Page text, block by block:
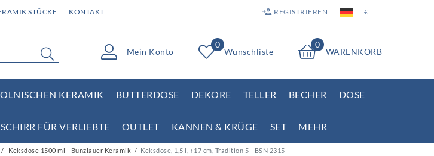
STÜCKE KONTAKT REGISTRIEREN €
Mein Konto
0
Wunschliste
0
WARENKORB
KERAMIK BUTTERDOSE DEKORE TELLER BECHER DOSE
FÜR VERLIEBTE OUTLET KANNEN & KRÜGE SET MEHR
Keksdose 1500 ml - Bunzlauer Keramik Keksdose, 1,5 l, ↑17 cm, Tradition 5 - BSN 2315